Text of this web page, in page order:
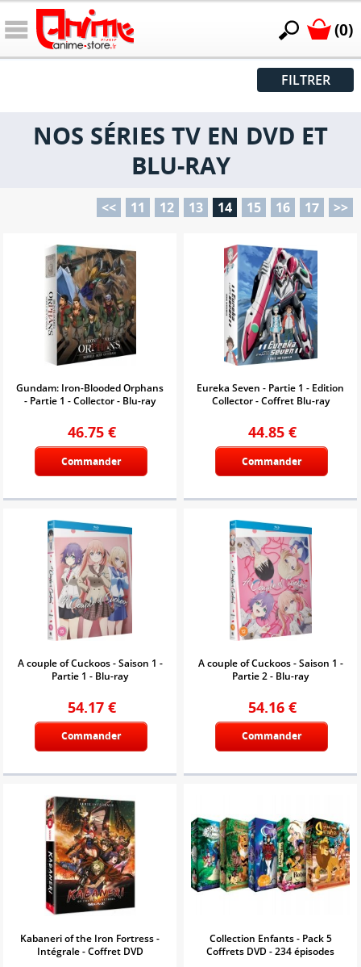
(0)
FILTRER
NOS SÉRIES TV EN DVD ET
BLU-RAY
<< 11 12 13 14 15 16 17 >>
Gundam: Iron-Blooded Orphans
- Partie 1 - Collector - Blu-ray
46.75 €
Commander
Eureka Seven - Partie 1 - Edition
Collector - Coffret Blu-ray
44.85 €
Commander
A couple of Cuckoos - Saison 1 -
Partie 1 - Blu-ray
54.17 €
Commander
A couple of Cuckoos - Saison 1 -
Partie 2 - Blu-ray
54.16 €
Commander
Kabaneri of the Iron Fortress -
Intégrale - Coffret DVD
Collection Enfants - Pack 5
Coffrets DVD - 234 épisodes